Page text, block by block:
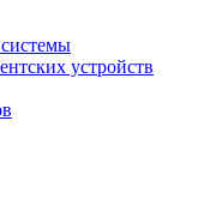
устройств